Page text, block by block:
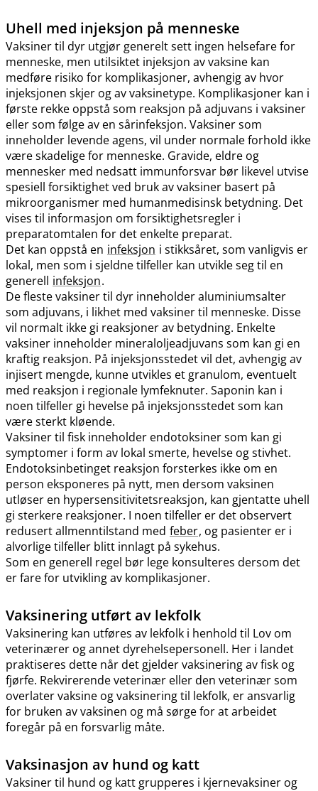
Uhell med injeksjon på menneske
Vaksiner til dyr utgjør generelt sett ingen helsefare for
menneske, men utilsiktet injeksjon av vaksine kan
medføre risiko for komplikasjoner, avhengig av hvor
injeksjonen skjer og av vaksinetype. Komplikasjoner kan i
første rekke oppstå som reaksjon på adjuvans i vaksiner
eller som følge av en sårinfeksjon. Vaksiner som
inneholder levende agens, vil under normale forhold ikke
være skadelige for menneske. Gravide, eldre og
mennesker med nedsatt immunforsvar bør likevel utvise
spesiell forsiktighet ved bruk av vaksiner basert på
mikroorganismer med humanmedisinsk betydning. Det
vises til informasjon om forsiktighetsregler i
preparatomtalen for det enkelte preparat.
Det kan oppstå en infeksjon i stikksåret, som vanligvis er
lokal, men som i sjeldne tilfeller kan utvikle seg til en
generell infeksjon.
De fleste vaksiner til dyr inneholder aluminiumsalter
som adjuvans, i likhet med vaksiner til menneske. Disse
vil normalt ikke gi reaksjoner av betydning. Enkelte
vaksiner inneholder mineraloljeadjuvans som kan gi en
kraftig reaksjon. På injeksjonsstedet vil det, avhengig av
injisert mengde, kunne utvikles et granulom, eventuelt
med reaksjon i regionale lymfeknuter. Saponin kan i
noen tilfeller gi hevelse på injeksjonsstedet som kan
være sterkt kløende.
Vaksiner til fisk inneholder endotoksiner som kan gi
symptomer i form av lokal smerte, hevelse og stivhet.
Endotoksinbetinget reaksjon forsterkes ikke om en
person eksponeres på nytt, men dersom vaksinen
utløser en hypersensitivitetsreaksjon, kan gjentatte uhell
gi sterkere reaksjoner. I noen tilfeller er det observert
redusert allmenntilstand med feber, og pasienter er i
alvorlige tilfeller blitt innlagt på sykehus.
Som en generell regel bør lege konsulteres dersom det
er fare for utvikling av komplikasjoner.
Vaksinering utført av lekfolk
Vaksinering kan utføres av lekfolk i henhold til Lov om
veterinærer og annet dyrehelsepersonell. Her i landet
praktiseres dette når det gjelder vaksinering av fisk og
fjørfe. Rekvirerende veterinær eller den veterinær som
overlater vaksine og vaksinering til lekfolk, er ansvarlig
for bruken av vaksinen og må sørge for at arbeidet
foregår på en forsvarlig måte.
Vaksinasjon av hund og katt
Vaksiner til hund og katt grupperes i kjernevaksiner og